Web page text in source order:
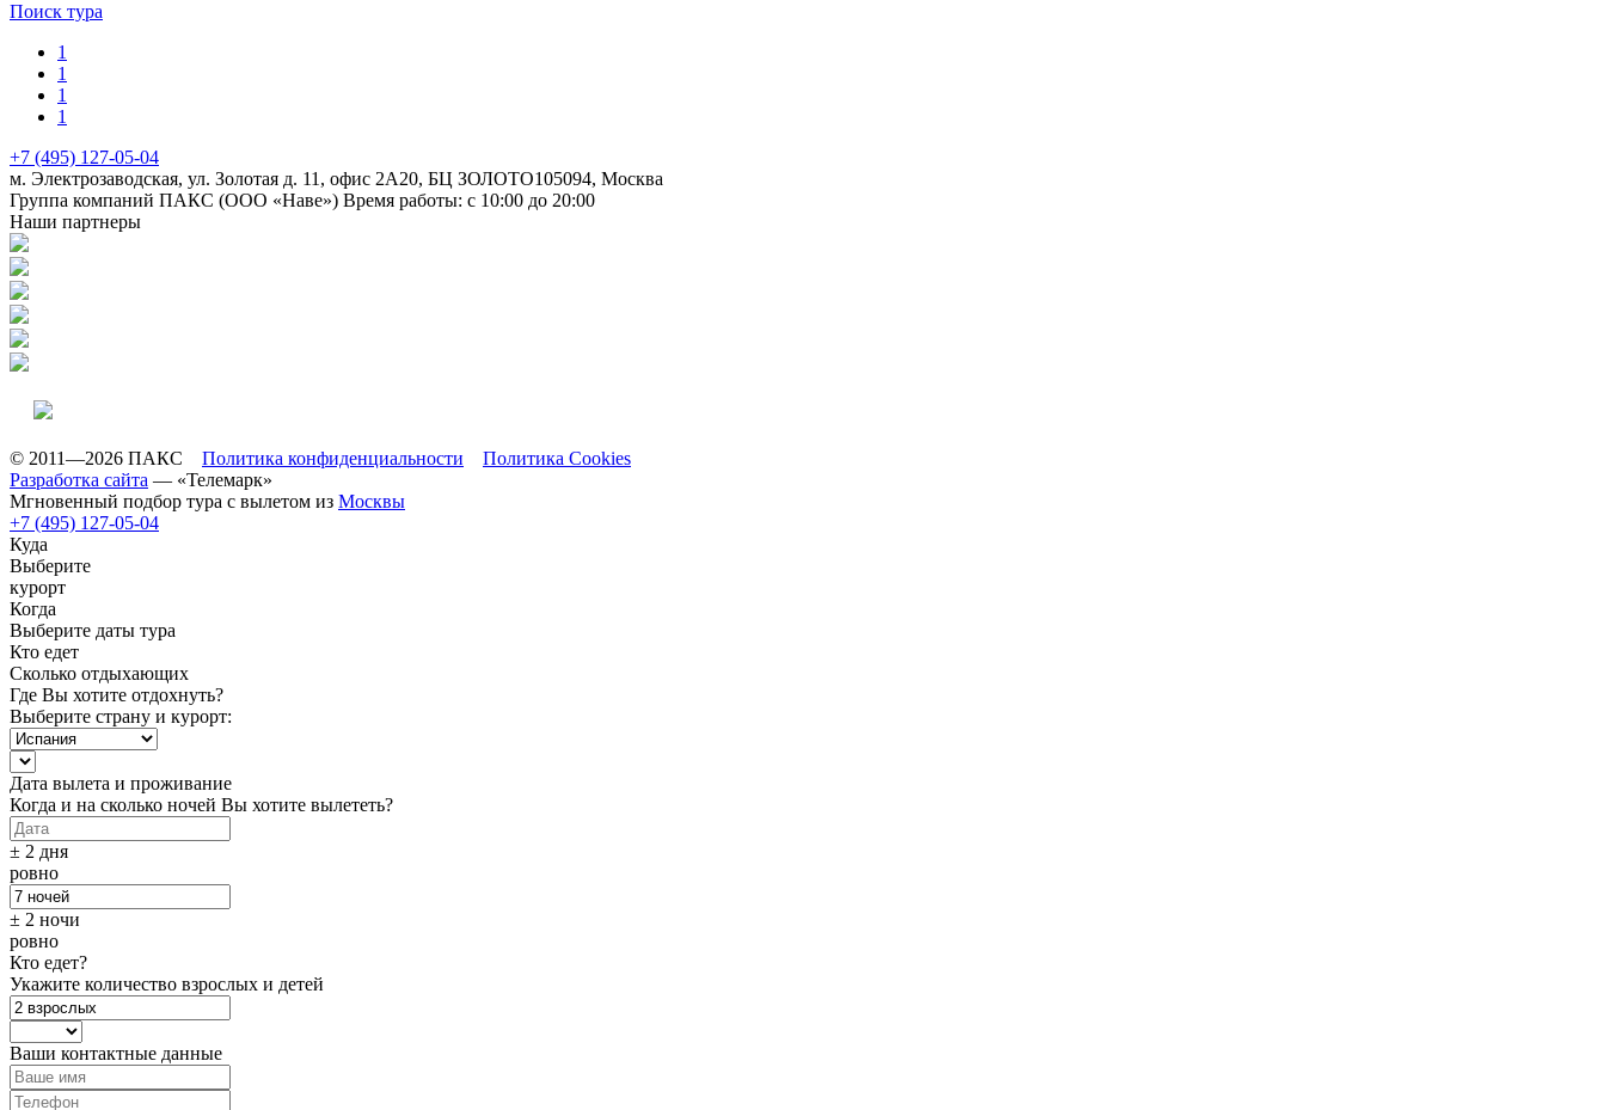
Поиск тура
1
1
1
1
+7 (495) 127-05-04
м. Электрозаводская, ул. Золотая д. 11, офис 2А20, БЦ ЗОЛОТО105094, Москва
Группа компаний ПАКС (ООО «Наве») Время работы: с 10:00 до 20:00
Наши партнеры
© 2011—2026 ПАКС Политика конфиденциальности
Политика Cookies
Разработка сайта — «Телемарк»
Мгновенный подбор тура с вылетом из Москвы
+7 (495) 127-05-04
Куда
Выберите
курорт
Когда
Выберите даты тура
Кто едет
Сколько отдыхающих
Где Вы хотите отдохнуть?
Выберите страну и курорт:
Дата вылета и проживание
Когда и на сколько ночей Вы хотите вылететь?
± 2 дня
ровно
± 2 ночи
ровно
Кто едет?
Укажите количество взрослых и детей
Ваши контактные данные